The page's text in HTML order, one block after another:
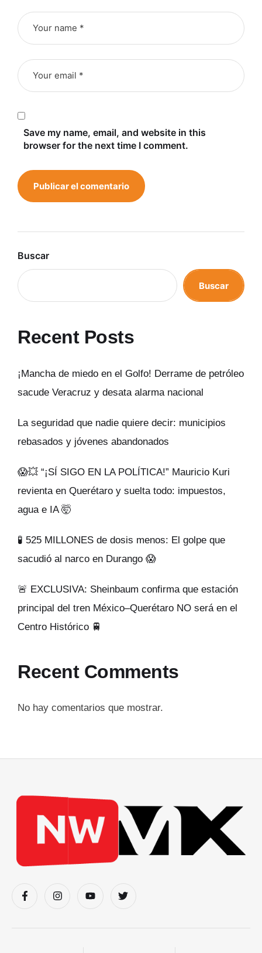
Save my name, email, and website in this
browser for the next time I comment.
Buscar
Buscar
Recent Posts
¡Mancha de miedo en el Golfo! Derrame de petróleo
sacude Veracruz y desata alarma nacional
La seguridad que nadie quiere decir: municipios
rebasados y jóvenes abandonados
😱💥 “¡SÍ SIGO EN LA POLÍTICA!” Mauricio Kuri
revienta en Querétaro y suelta todo: impuestos,
agua e IA 🤯
🧪 525 MILLONES de dosis menos: El golpe que
sacudió al narco en Durango 😱
🚨 EXCLUSIVA: Sheinbaum confirma que estación
principal del tren México–Querétaro NO será en el
Centro Histórico 🚆
Recent Comments
No hay comentarios que mostrar.